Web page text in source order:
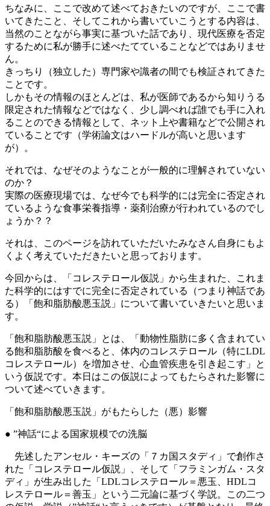
ちなみに、ここで改めて述べておきたいのですが、ここで書
いてきたこと、そしてこれから書いていこうとする内容は、
当然のことながら事実に基づいた話であり、現代医療を否定
するために私が勝手に述べたてていることなどではありませ
ん。
きっちり（独立した）専門家や識者の間でも検証されてきた
ことです。
しかもその情報のほとんどは、私が医師であるから知りうる
限定された情報などではなく、少し調べれば誰でも手に入れ
ることのできる情報として、ネット上や書籍などで公開され
ていることです（学術論文はハードルが高いと思います
が）。
それでは、なぜそのようなことが一般的に理解されていない
のか？
実際の医療現場では、なぜ今でも科学的には完全に否定され
ているような食事栄養指導・薬剤治療が行われているのでし
ょうか？？
それは、このページを訪れていただいたみなさん自身にもよ
くよく考えていただきたいと思っております。
今回からは、「コレステロール仮説」から生まれた、これま
た科学的にはすでに完全に否定されている（つまり神話であ
る）「飽和脂肪酸悪玉説」について書いていきたいと思いま
す。
「飽和脂肪酸悪玉説」とは、「動物性脂肪に多く含まれてい
る飽和脂肪酸を食べると、体内のコレステロール（特にLDL
コレステロール）を増加させ、心血管疾患を引き起こす」と
いう仮説です。本日はこの仮説によってもたらされた影響に
ついて述べていきます。
「飽和脂肪酸悪玉説」がもたらした（悪）影響
● ”神話“による国家規模での洗脳
先述したアンセル・キーズの「７カ国スタディ」で創作さ
れた「コレステロール仮説」、そして「フラミンガム・スタ
ディ」が生み出した「LDLコレステロール＝悪玉、HDLコ
レステロール＝善玉」という二元論に基づく学説。この二つ